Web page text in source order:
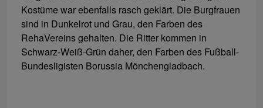
Kostüme war ebenfalls rasch geklärt. Die Burgfrauen
sind in Dunkelrot und Grau, den Farben des
RehaVereins gehalten. Die Ritter kommen in
Schwarz-Weiß-Grün daher, den Farben des Fußball-
Bundesligisten Borussia Mönchengladbach.